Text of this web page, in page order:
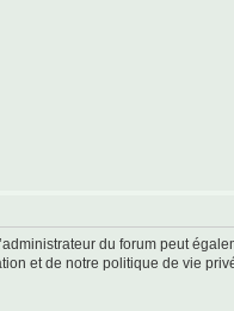
du forum peut
et de notre politique de vie